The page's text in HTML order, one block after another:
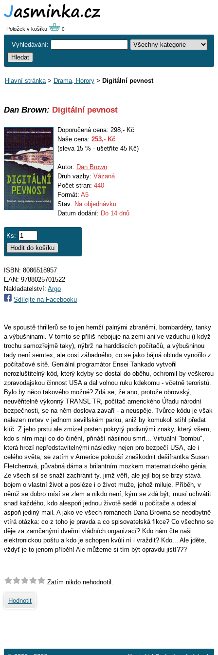
Položek v košíku 0
Vyhledávání:
Hlavní stránka> Drama, Horory > Digitální pevnost
Dan Brown: Digitální pevnost
Doporučená cena: 298,- Kč
Naše cena: 253,- Kč
(sleva 15 % - ušetříte 45 Kč)
Autor: Dan Brown
Druh vazby: Vázaná
Počet stran: 440
Formát: A5
Stav: Na objednávku
Datum dodání: Do 14 dnů
Ks:
ISBN: 8086518957
EAN: 9788025701522
Nakladatelství: Argo
Sdílejte na Facebooku
Ve spoustě thrillerů se to jen hemží palnými zbraněmi, bombardéry, tanky
a výbušninami. V tomto se příliš nebojuje na zemi ani ve vzduchu (i když
trochu samozřejmě taky), nýbrž na harddiscích počítačů, a výbušninou
tady není semtex, ale cosi záhadného, co se jako bájná obluda vynořilo z
počítačové sítě. Geniální programátor Ensei Tankado vytvořil
nerozluštitelný kód, který kdyby se dostal do oběhu, ochromil by veškerou
zpravodajskou činnost USA a dal volnou ruku kdekomu - včetně teroristů.
Bylo by něco takového možné? Zdá se, že ano, protože obrovský,
neuvěřitelně výkonný TRANSL TR, počítač amerického Úřadu národní
bezpečnosti, se na něm doslova zavaří - a neuspěje. Tvůrce kódu je však
nalezen mrtev v jednom sevillském parku, aniž by komukoli stihl předat
klíč. Z jeho prstu ale zmizel prsten pokrytý podivnými znaky, který všem,
kdo s ním mají co do činění, přináší násilnou smrt... Virtuální "bombu",
která hrozí nepředstavitelnými následky nejen pro bezpečí USA, ale i
celého světa, se zatím v Americe pokouší zneškodnit dešifrantka Susan
Fletcherová, půvabná dáma s brilantním mozkem matematického génia.
Ze všech sil se snaží zachránit ty, jimž věří, ale její boj se brzy stává
bojem o vlastní život a posléze i o život muže, jehož miluje. Příběh, v
němž se dobro mísí se zlem a nikdo není, kým se zdá být, musí uchvátit
snad každého, kdo alespoň jednou životě seděl u počítače a odeslal
aspoň jediný mail. A jako ve všech románech Dana Browna se neodbytně
vtírá otázka: co z toho je pravda a co spisovatelská fikce? Co všechno se
děje za zamčenými dveřmi vládních organizací? Kdo nám čte naši
elektronickou poštu a kdo je schopen kvůli ní i vraždit? Kdo... Ale jděte,
vždyť je to jenom příběh! Ale můžeme si tím být opravdu jistí???
Zatím nikdo nehodnotil.
Hodnotit